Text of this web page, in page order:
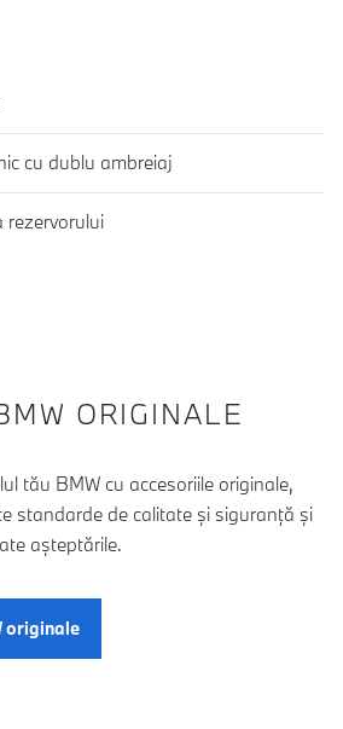
cu dublu ambreiaj
rezervorului
ORIGINALE
tău BMW cu accesoriile originale,
standarde de calitate şi siguranţă şi
aşteptările.
originale